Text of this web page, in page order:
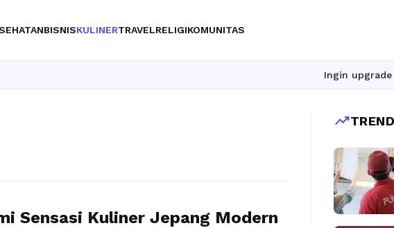
BISNISKULINERTRAVELRELIGIKOMUNITAS
Ingin upgrade skill
Sensasi Kuliner Jepang Modern
trending_up